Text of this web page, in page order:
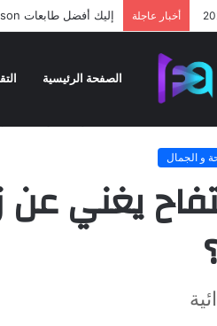
أخبار عاجلة اكتشاف جمجمة في
الصفحة الرئيسية
و الجمال
يغني